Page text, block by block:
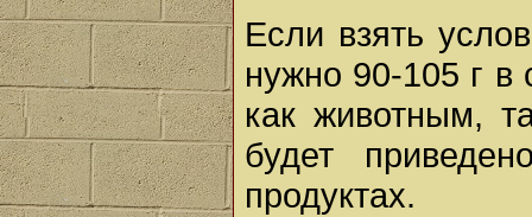
Если взять
нужно 90-105 г в
как животным,
будет
продуктах.